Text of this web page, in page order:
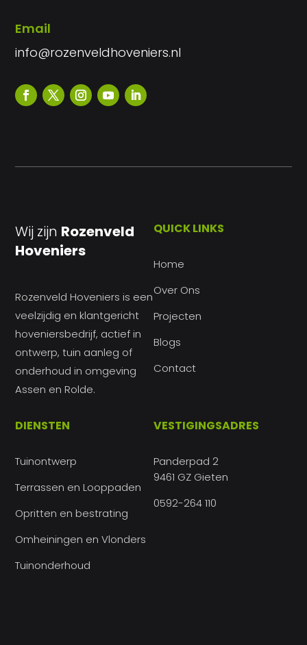
Email
info@rozenveldhoveniers.nl
Wij zijn Rozenveld
Hoveniers
Rozenveld Hoveniers is een
veelzijdig en klantgericht
hoveniersbedrijf, actief in
ontwerp, tuin aanleg of
onderhoud in omgeving
Assen en Rolde.
QUICK LINKS
Home
Over Ons
Projecten
Blogs
Contact
DIENSTEN
Tuinontwerp
Terrassen en Looppaden
Opritten en bestrating
Omheiningen en Vlonders
Tuinonderhoud
VESTIGINGSADRES
Panderpad 2
9461 GZ Gieten
0592-264 110